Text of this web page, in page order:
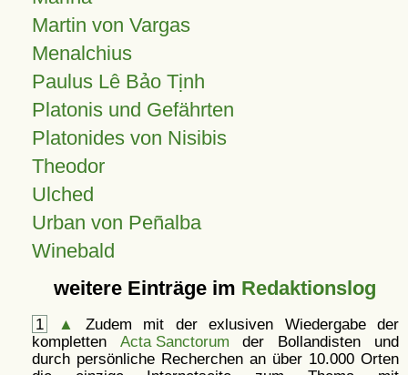
Martin von Vargas
Menalchius
Paulus Lê Bảo Tịnh
Platonis und Gefährten
Platonides von Nisibis
Theodor
Ulched
Urban von Peñalba
Winebald
weitere Einträge im Redaktionslog
1 ▲
Zudem mit der exlusiven Wiedergabe der
kompletten Acta Sanctorum der Bollandisten und
durch persönliche Recherchen an über 10.000 Orten